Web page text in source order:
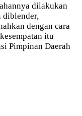
dilakukan
diblender,
dengan cara
itu
Pimpinan Daerah